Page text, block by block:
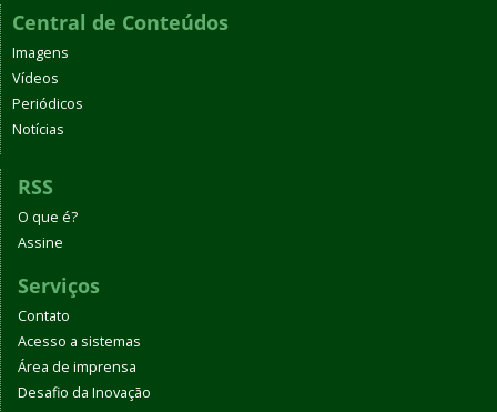
Central de Conteúdos
Imagens
Vídeos
Periódicos
Notícias
RSS
O que é?
Assine
Serviços
Contato
Acesso a sistemas
Área de imprensa
Desafio da Inovação